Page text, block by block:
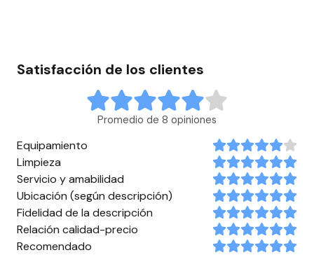
Satisfacción de los clientes
Promedio de 8 opiniones
Equipamiento
Limpieza
Servicio y amabilidad
Ubicación (según descripción)
Fidelidad de la descripción
Relación calidad-precio
Recomendado